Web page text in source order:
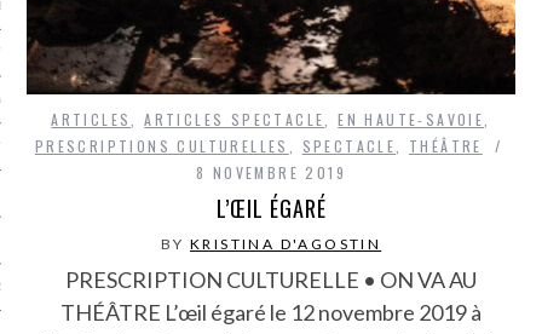
BONHEUR
GUERRE
ARTICLES ,ARTICLES SPECTACLE ,EN HAUTE-SAVOIE
PRESCRIPTIONS CULTURELLES
SPECTACLE
THÉÂTRE
8 NOVEMBRE 2019
L’ŒIL ÉGARÉ
BY KRISTINA D'AGOSTIN
PRESCRIPTION CULTURELLE • ON VA AU
THÉÂTRE L’œil égaré le 12 novembre 2019 à